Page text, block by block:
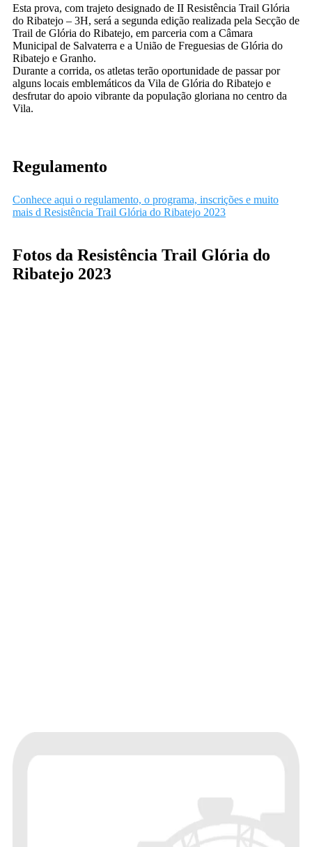
Esta prova, com trajeto designado de II Resistência Trail Glória
do Ribatejo – 3H, será a segunda edição realizada pela Secção de
Trail de Glória do Ribatejo, em parceria com a Câmara
Municipal de Salvaterra e a União de Freguesias de Glória do
Ribatejo e Granho.
Durante a corrida, os atletas terão oportunidade de passar por
alguns locais emblemáticos da Vila de Glória do Ribatejo e
desfrutar do apoio vibrante da população gloriana no centro da
Vila.
Regulamento
Conhece aqui o regulamento, o programa, inscrições e muito
mais d Resistência Trail Glória do Ribatejo 2023
Fotos da Resistência Trail Glória do
Ribatejo 2023